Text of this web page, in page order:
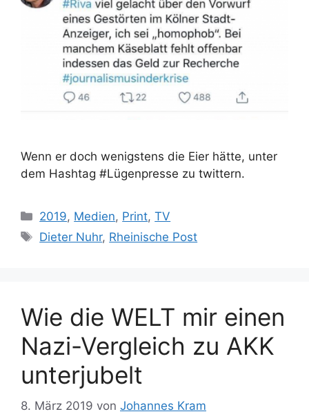
Wenn er doch wenigstens die Eier hätte, unter
dem Hashtag #Lügenpresse zu twittern.
Kategorien
2019, Medien, Print,TV
Schlagwörter
Dieter Nuhr, Rheinische Post
Wie die WELT mir einen
Nazi-Vergleich zu AKK
unterjubelt
8. März 2019 von Johannes Kram